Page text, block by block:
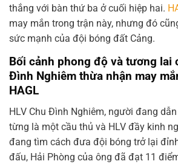
thắng với bàn thứ ba ở cuối hiệp hai.
may mắn trong trận này, nhưng đó
sức mạnh của đội bóng đất Cảng.
Bối cảnh phong độ và tương lai
Đình Nghiêm thừa nhận may
HAGL
HLV Chu Đình Nghiêm, người đang
từng là một cầu thủ và HLV đầy kinh
đang tìm cách đưa đội bóng trở lại
đấu, Hải Phòng của ông đã đạt 11